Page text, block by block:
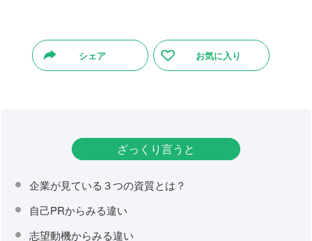
シェア お気に入り
ざっくり言うと
企業が見ている３つの資質とは？
自己PRからみる違い
志望動機からみる違い